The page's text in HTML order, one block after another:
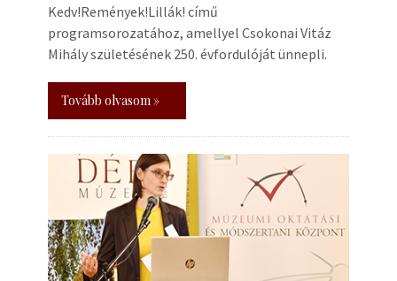
Kedv!Remények!Lillák! című
programsorozatához, amellyel Csokonai Vitáz
Mihály születésének 250. évfordulóját ünnepli.
Tovább olvasom »